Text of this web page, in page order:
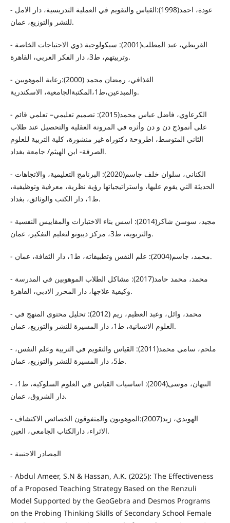
- عودة، احمد(1998):القياس والتقويم في العملية التدريسية، دار الامل
للنشر والتوزيع، عمان.
- القريطي، عبد المطلب(2001): سيكولوجية ذوي الاحتياجات الخاصة
وتربيتهم، ط3، دار الفكر العربي، القاهرة.
- القذافي، رمضان محمد (2000):رعاية الموهوبين
والمبدعين،ط1،المكتبةالجامعية، الاسكندرية.
- الكرعاوي، فاضل عباس محمد(2015): تصميم تعليمي– تعلمي قائم
على أنموذج دن و دن وأثره في المرونة العقلية والتحصيل عند طلاب
الثاني المتوسط، اطروحة دكتوراه غير منشورة، كلية التربية للعلوم
الصرفة- ابن الهيثم/ جامعة بغداد.
- الكناني، سلوان خلف جاسم(2020): البرنامج التعليمية، والاتجاهات
الحديثة التي يقوم عليها، واستراتيجياتها رؤية نظرية، معرفية وتوظيفية،
ط1، دار الكتب والوثائق، بغداد.
- مجيد، سوسن شاكر(2014): اسس بناء الاختبارات والمقاييس النفسية
والتربوية، ط3، مركز ديبونو لتعليم التفكير، عمان.
- محمد، جاسم(2004): علم النفس وتطبيقاته، ط1، دار الثقافة، عمان.
- محمد، محمد حامد(2017): مشاكل الطلاب الموهوبين في المدرسة
وكيفية علاجها، دار المحرر الادبي، القاهرة.
- محمد، وائل، وعبد العظيم، ريم (2012): تحليل محتوى المنهج في
العلوم الانسانية، ط1، دار المسيرة للنشر والتوزيع، عمان.
- ملحم، سامي محمد(2011): القياس والتقويم في التربية وعلم النفس،
ط5، دار المسيرة للنشر والتوزيع، عمان.
- النبهان، موسى(2004): اساسيات القياس في العلوم السلوكية، ط1،
دار الشروق، عمان.
- الهويدي، زيد(2007):الموهوبون والمتفوقون الخصائص الاكتشاف
الاثراء، دارالكتاب الجامعي، العين.
- المصادر الاجنبية
- Abdul Ameer, S.N & Hassan, A.K. (2025): The Effectiveness
of a Proposed Teaching Strategy Based on the Renzuli
Model Supported by the GeoGebra and Desmos Programs
on the Probing Thinking Skills of Secondary School Female